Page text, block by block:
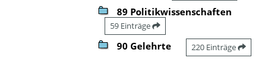
89 Politikwissenschaften
59 Einträge
90 Gelehrte 220 Einträge